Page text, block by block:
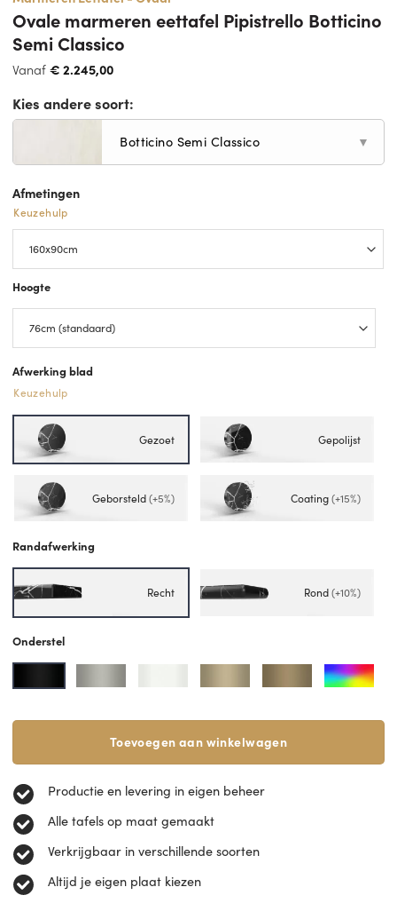
Ovale marmeren eettafel Pipistrello Botticino
Semi Classico
Vanaf€ 2.245,00
Kies andere soort:
Botticino Semi Classico ▼
Afmetingen
Keuzehulp
Hoogte
Afwerking blad
Keuzehulp
Gezoet Gepolijst
Geborsteld(+5%) Coating(+15%)
Randafwerking
Recht Rond(+10%)
Onderstel
Toevoegen aan winkelwagen
Productie en levering in eigen beheer
Alle tafels op maat gemaakt
Verkrijgbaar in verschillende soorten
Altijd je eigen plaat kiezen